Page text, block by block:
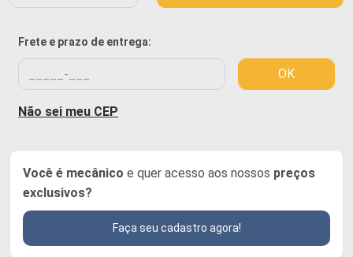
Frete e prazo de entrega:
OK
Não sei meu CEP
Você é mecânico e quer acesso aos nossos preços
exclusivos?
Faça seu cadastro agora!